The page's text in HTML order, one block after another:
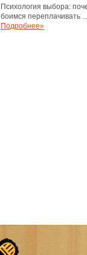
Психология выбора:
боимся переплачивать ...
Подробнее»